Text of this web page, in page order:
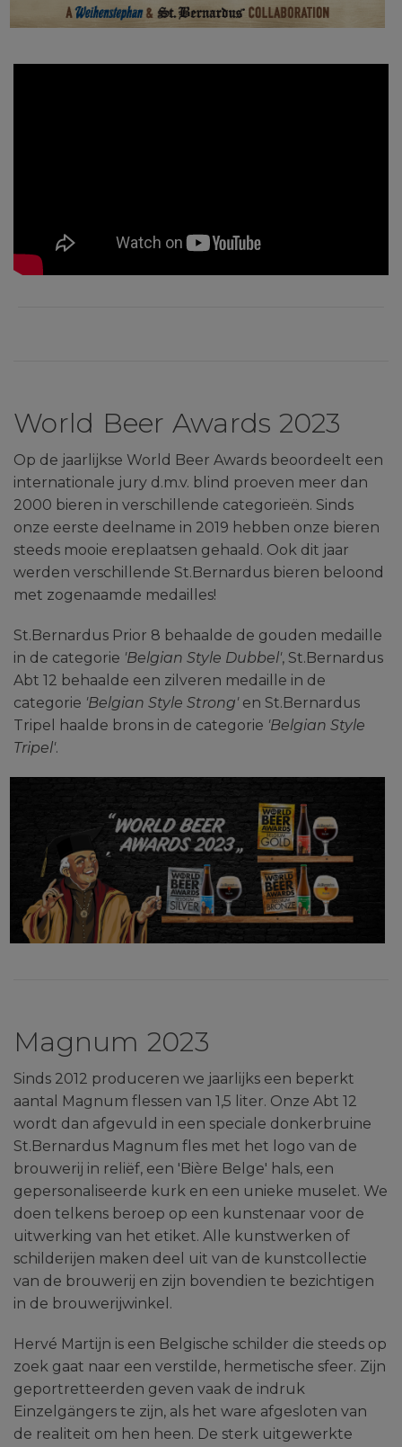
World Beer Awards 2023
Op de jaarlijkse World Beer Awards beoordeelt een
internationale jury d.m.v. blind proeven meer dan
2000 bieren in verschillende categorieën. Sinds
onze eerste deelname in 2019 hebben onze bieren
steeds mooie ereplaatsen gehaald. Ook dit jaar
werden verschillende St.Bernardus bieren beloond
met zogenaamde medailles!
St.Bernardus Prior 8 behaalde de gouden medaille
in de categorie 'Belgian Style Dubbel', St.Bernardus
Abt 12 behaalde een zilveren medaille in de
categorie 'Belgian Style Strong'en St.Bernardus
Tripel haalde brons in de categorie 'Belgian Style
Tripel'.
Magnum 2023
Sinds 2012 produceren we jaarlijks een beperkt
aantal Magnum flessen van 1,5 liter. Onze Abt 12
wordt dan afgevuld in een speciale donkerbruine
St.Bernardus Magnum fles met het logo van de
brouwerij in reliëf, een 'Bière Belge' hals, een
gepersonaliseerde kurk en een unieke muselet. We
doen telkens beroep op een kunstenaar voor de
uitwerking van het etiket. Alle kunstwerken of
schilderijen maken deel uit van de kunstcollectie
van de brouwerij en zijn bovendien te bezichtigen
in de brouwerijwinkel.
Hervé Martijn is een Belgische schilder die steeds op
zoek gaat naar een verstilde, hermetische sfeer. Zijn
geportretteerden geven vaak de indruk
Einzelgängers te zijn, als het ware afgesloten van
de realiteit om hen heen. De sterk uitgewerkte